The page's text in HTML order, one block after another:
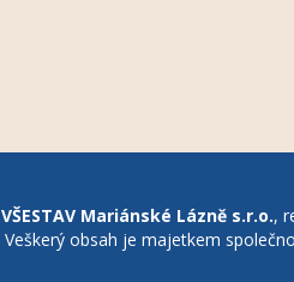
VŠESTAV Mariánské Lázně s.r.o.,
Veškerý obsah je majetkem